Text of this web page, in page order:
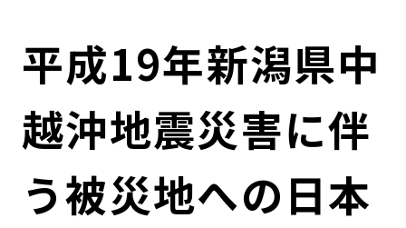
コンプライアンス
ガバナンス
コンダクト向上の取組み
個人投資家のみなさまへ
株式情報
財務情報・IR資料
担当役員メッセージ
サステナビリティマネジメント
持続可能な金融のフレームワーク
平成19年新潟県中
越沖地震災害に伴
う被災地への日本